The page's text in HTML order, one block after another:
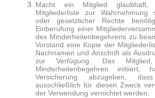
Macht ein Mitglied
Mitgliederliste zur Wahrnehmung
oder gesetzlicher Rechte
Einberufung einer
des Minderheitenbegehrens zu
Vorstand eine Kopie der
Nachnamen und Anschrift als
zur Verfügung. Das
Minderheitenbegehren initiiert,
Versicherung abzugeben,
ausschließlich für diesen Zweck
der Verwendung vernichtet werden.